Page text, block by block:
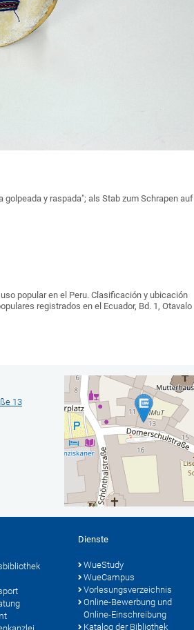
golpeada y raspada"; als Stab zum Schrapen auf
popular en el Peru. Clasificación y ubicación
registrados en el Ecuador, Bd. 1, Otavalo
13
Dienste
WueStudy
WueCampus
Vorlesungsverzeichnis
Online-Bewerbung und
Online-Einschreibung
Katalog der Bibliothek